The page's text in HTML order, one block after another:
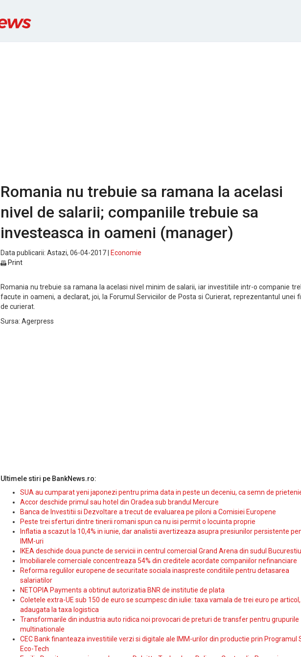
Romania nu trebuie sa ramana la acelasi
nivel de salarii; companiile trebuie sa
investeasca in oameni (manager)
Data publicarii: Astazi, 06-04-2017 |
Economie
Print
Romania nu trebuie sa ramana la acelasi nivel minim de salarii, iar investitiile intr-o companie
facute in oameni, a declarat, joi, la Forumul Serviciilor de Posta si Curierat, reprezentantul unei
de curierat.
Sursa: Agerpress
Ultimele stiri pe BankNews.ro:
SUA au cumparat yeni japonezi pentru prima data in peste un deceniu, ca semn de
Accor deschide primul sau hotel din Oradea sub brandul Mercure
Banca de Investitii si Dezvoltare a trecut de evaluarea pe piloni a Comisiei Europene
Peste trei sferturi dintre tinerii romani spun ca nu isi permit o locuinta proprie
Inflatia a scazut la 10,4% in iunie, dar analistii avertizeaza asupra presiunilor persistente
IMM-uri
IKEA deschide doua puncte de servicii in centrul comercial Grand Arena din sudul
Imobiliarele comerciale concentreaza 54% din creditele acordate companiilor nefinanciare
Reforma regulilor europene de securitate sociala inaspreste conditiile pentru detasarea
salariatilor
NETOPIA Payments a obtinut autorizatia BNR de institutie de plata
Coletele extra-UE sub 150 de euro se scumpesc din iulie: taxa vamala de trei euro pe articol,
adaugata la taxa logistica
Transformarile din industria auto ridica noi provocari de preturi de transfer pentru grupurile
multinationale
CEC Bank finanteaza investitiile verzi si digitale ale IMM-urilor din productie prin Programul
Eco-Tech